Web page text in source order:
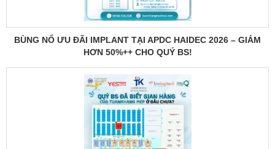
BÙNG NỔ ƯU ĐÃI IMPLANT TẠI APDC HAIDEC 2026 – GIẢM
HƠN 50%++ CHO QUÝ BS!